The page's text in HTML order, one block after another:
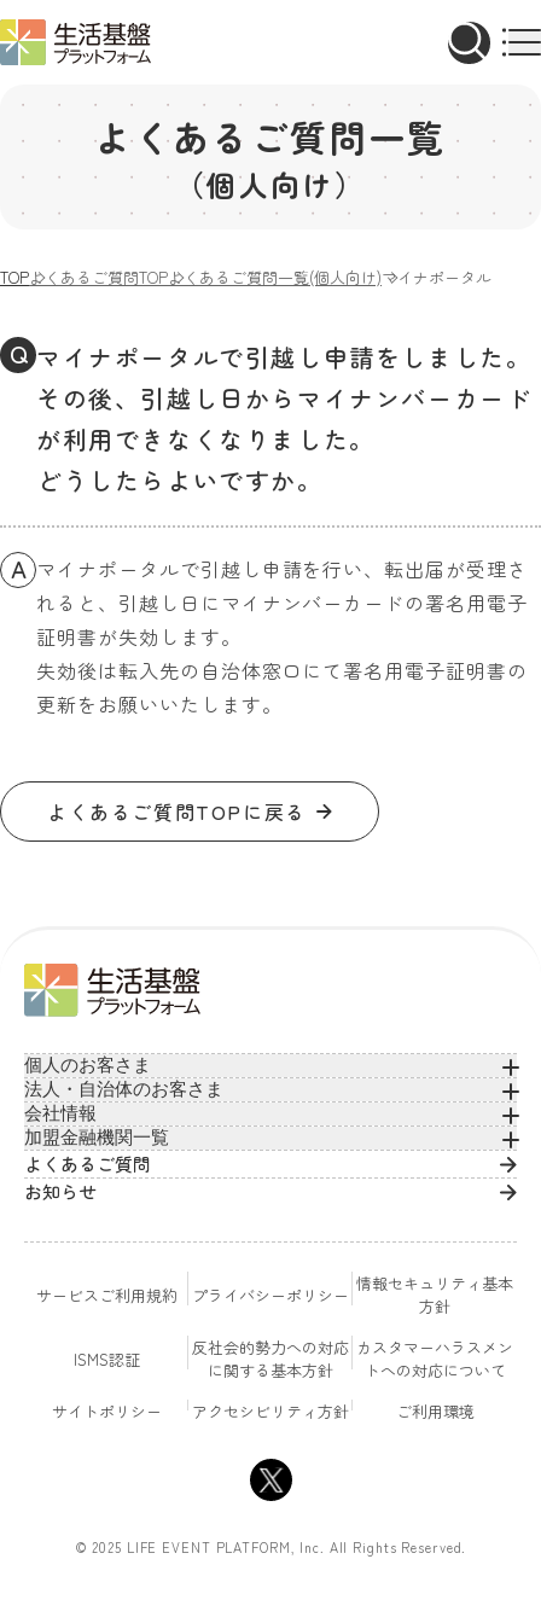
よくあるご質問一覧
（個人向け）
TOPよくあるご質問TOPよくあるご質問一覧(個人向け)マイナポータルで引
Q マイナポータルで引越し申請をしました。
その後、引越し日からマイナンバーカード
が利用できなくなりました。
どうしたらよいですか。
A マイナポータルで引越し申請を行い、転出届が受理さ
れると、引越し日にマイナンバーカードの署名用電子
証明書が失効します。
失効後は転入先の自治体窓口にて署名用電子証明書の
更新をお願いいたします。
よくあるご質問TOPに戻る
個人のお客さま
法人・自治体のお客さま
会社情報
加盟金融機関一覧
よくあるご質問
お知らせ
サービスご利用規約 プライバシーポリシー 情報セキュリティ基本
方針
ISMS認証
反社会的勢力への対応
に関する基本方針
カスタマーハラスメン
トへの対応について
サイトポリシー
アクセシビリティ方針 ご利用環境
© 2025 LIFE EVENT PLATFORM, Inc. All Rights Reserved.